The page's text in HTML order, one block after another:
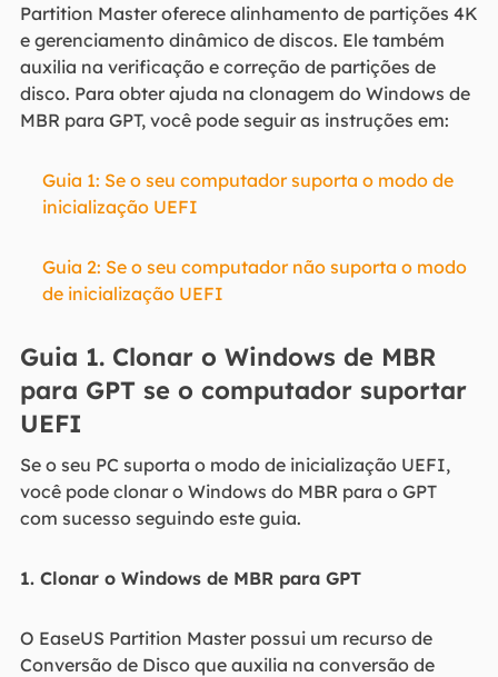
Partition Master oferece alinhamento de partições 4K
e gerenciamento dinâmico de discos. Ele também
auxilia na verificação e correção de partições de
disco. Para obter ajuda na clonagem do Windows de
MBR para GPT, você pode seguir as instruções em:
Guia 1: Se o seu computador suporta o modo de
inicialização UEFI
Guia 2: Se o seu computador não suporta o modo
de inicialização UEFI
Guia 1. Clonar o Windows de MBR
para GPT se o computador suportar
UEFI
Se o seu PC suporta o modo de inicialização UEFI,
você pode clonar o Windows do MBR para o GPT
com sucesso seguindo este guia.
1. Clonar o Windows de MBR para GPT
O EaseUS Partition Master possui um recurso de
Conversão de Disco que auxilia na conversão de